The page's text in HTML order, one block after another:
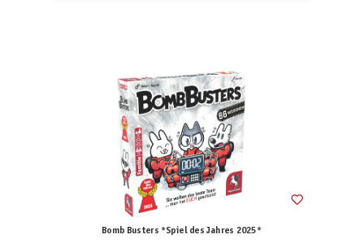
Bomb Busters *Spiel des Jahres 2025*